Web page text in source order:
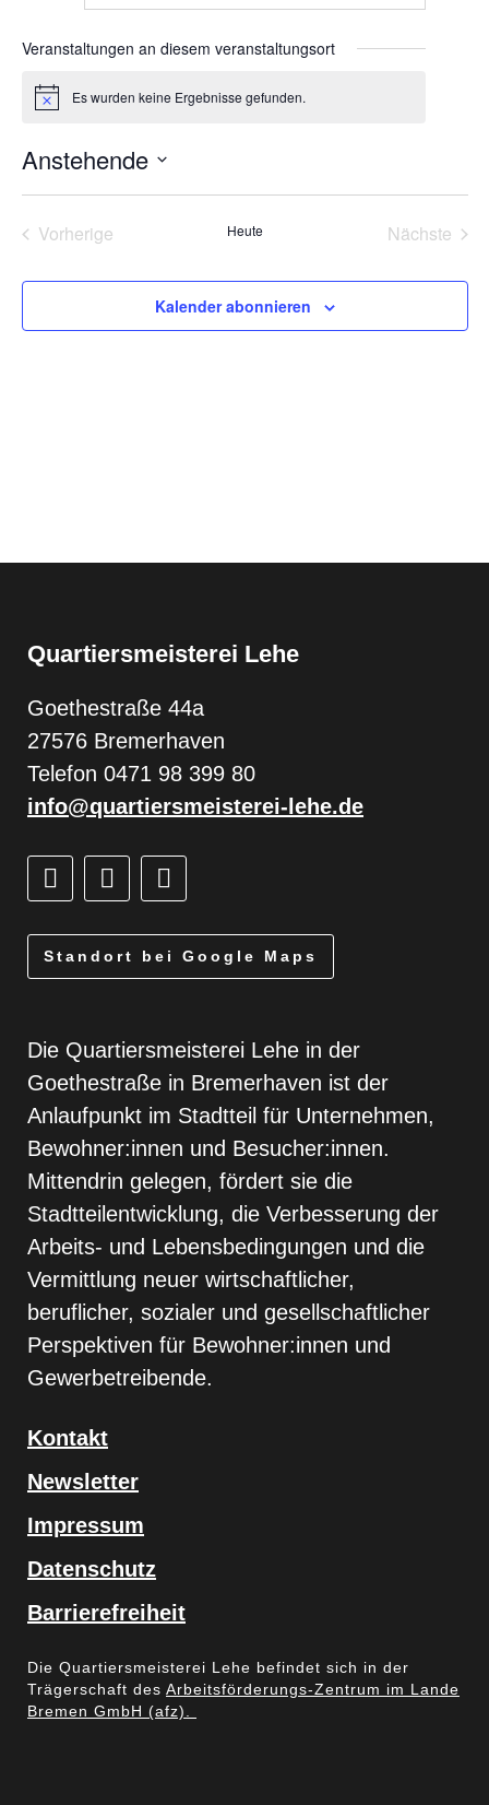
Veranstaltungen an diesem veranstaltungsort
HinweisEs wurden keine Ergebnisse gefunden.
Anstehende
Datum
Vorherige
Heute
Nächste
Kalender abonnieren
Quartiersmeisterei Lehe
Goethestraße 44a
27576 Bremerhaven
Telefon 0471 98 399 80
info@quartiersmeisterei-lehe.de
Standort bei Google Maps
Die Quartiersmeisterei Lehe in der
Goethestraße in Bremerhaven ist der
Anlaufpunkt im Stadtteil für Unternehmen,
Bewohner:innen und Besucher:innen.
Mittendrin gelegen, fördert sie die
Stadtteilentwicklung, die Verbesserung der
Arbeits- und Lebensbedingungen und die
Vermittlung neuer wirtschaftlicher,
beruflicher, sozialer und gesellschaftlicher
Perspektiven für Bewohner:innen und
Gewerbetreibende.
Kontakt
Newsletter
Impressum
Datenschutz
Barrierefreiheit
Die Quartiersmeisterei Lehe befindet sich in der
Trägerschaft des Arbeitsförderungs-Zentrum im Lande
Bremen GmbH (afz).